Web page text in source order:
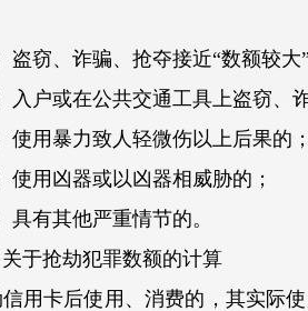
窃、诈骗、抢夺接近“数额较大
户或在公共交通工具上盗窃、
用暴力致人轻微伤以上后果的
用凶器或以凶器相威胁的；
有其他严重情节的。
抢劫犯罪数额的计算
卡后使用、消费的，其实际使